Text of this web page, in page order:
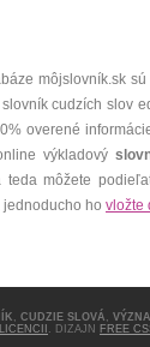
môjslovník.sk
cudzích slov
overené
výkladový
môžete
jednoducho ho vložte
, CUDZIE SLOVÁ ,
. DIZAJN FREE